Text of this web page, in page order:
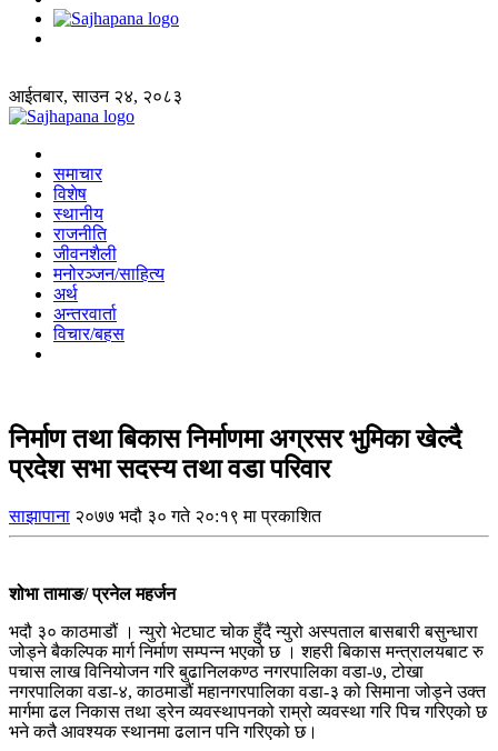
आईतबार, साउन २४, २०८३
समाचार
विशेष
स्थानीय
राजनीति
जीवनशैली
मनोरञ्जन/साहित्य
अर्थ
अन्तरवार्ता
विचार/बहस
निर्माण तथा बिकास निर्माणमा अग्रसर भुमिका खेल्दै
प्रदेश सभा सदस्य तथा वडा परिवार
साझापाना २०७७ भदौ ३० गते २०:१९ मा प्रकाशित
शोभा तामाङ/ प्रनेल महर्जन
भदौ ३० काठमाडौं । न्युरो भेटघाट चोक हुँदै न्युरो अस्पताल बासबारी बसुन्धारा
जोड्ने बैकल्पिक मार्ग निर्माण सम्पन्न भएको छ । शहरी बिकास मन्त्रालयबाट रु
पचास लाख विनियोजन गरि बुढानिलकण्ठ नगरपालिका वडा-७, टोखा
नगरपालिका वडा-४, काठमाडौं महानगरपालिका वडा-३ को सिमाना जोड्ने उक्त
मार्गमा ढल निकास तथा ड्रेन व्यवस्थापनको राम्रो व्यवस्था गरि पिच गरिएको छ
भने कतै आवश्यक स्थानमा ढलान पनि गरिएको छ।